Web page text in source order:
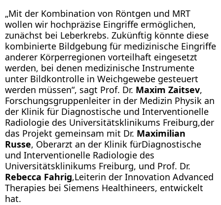
„Mit der Kombination von Röntgen und MRT
wollen wir hochpräzise Eingriffe ermöglichen,
zunächst bei Leberkrebs. Zukünftig könnte diese
kombinierte Bildgebung für medizinische Eingriffe
anderer Körperregionen vorteilhaft eingesetzt
werden, bei denen medizinische Instrumente
unter Bildkontrolle in Weichgewebe gesteuert
werden müssen“, sagt Prof. Dr. Maxim Zaitsev,
Forschungsgruppenleiter in der Medizin Physik an
der Klinik für Diagnostische und Interventionelle
Radiologie des Universitätsklinikums Freiburg,der
das Projekt gemeinsam mit Dr. Maximilian
Russe, Oberarzt an der Klinik fürDiagnostische
und Interventionelle Radiologie des
Universitätsklinikums Freiburg, und Prof. Dr.
Rebecca Fahrig,Leiterin der Innovation Advanced
Therapies bei Siemens Healthineers, entwickelt
hat.